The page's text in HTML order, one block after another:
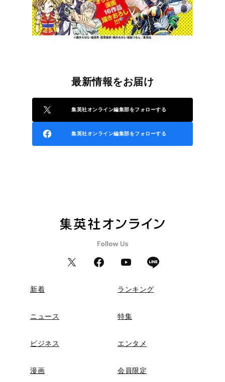
最新情報をお届け
集英社オンライン編集部をフォローする
集英社オンライン編集部をフォローする
新着 ランキング
ニュース 特集
ビジネス エンタメ
漫画 会員限定